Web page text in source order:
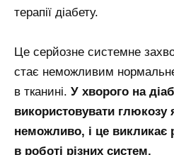
терапії діабету.
Це серйозне системне
стає неможливим
в тканині. У хворого на
використовувати глюкозу
неможливо, і це
в роботі різних систем.